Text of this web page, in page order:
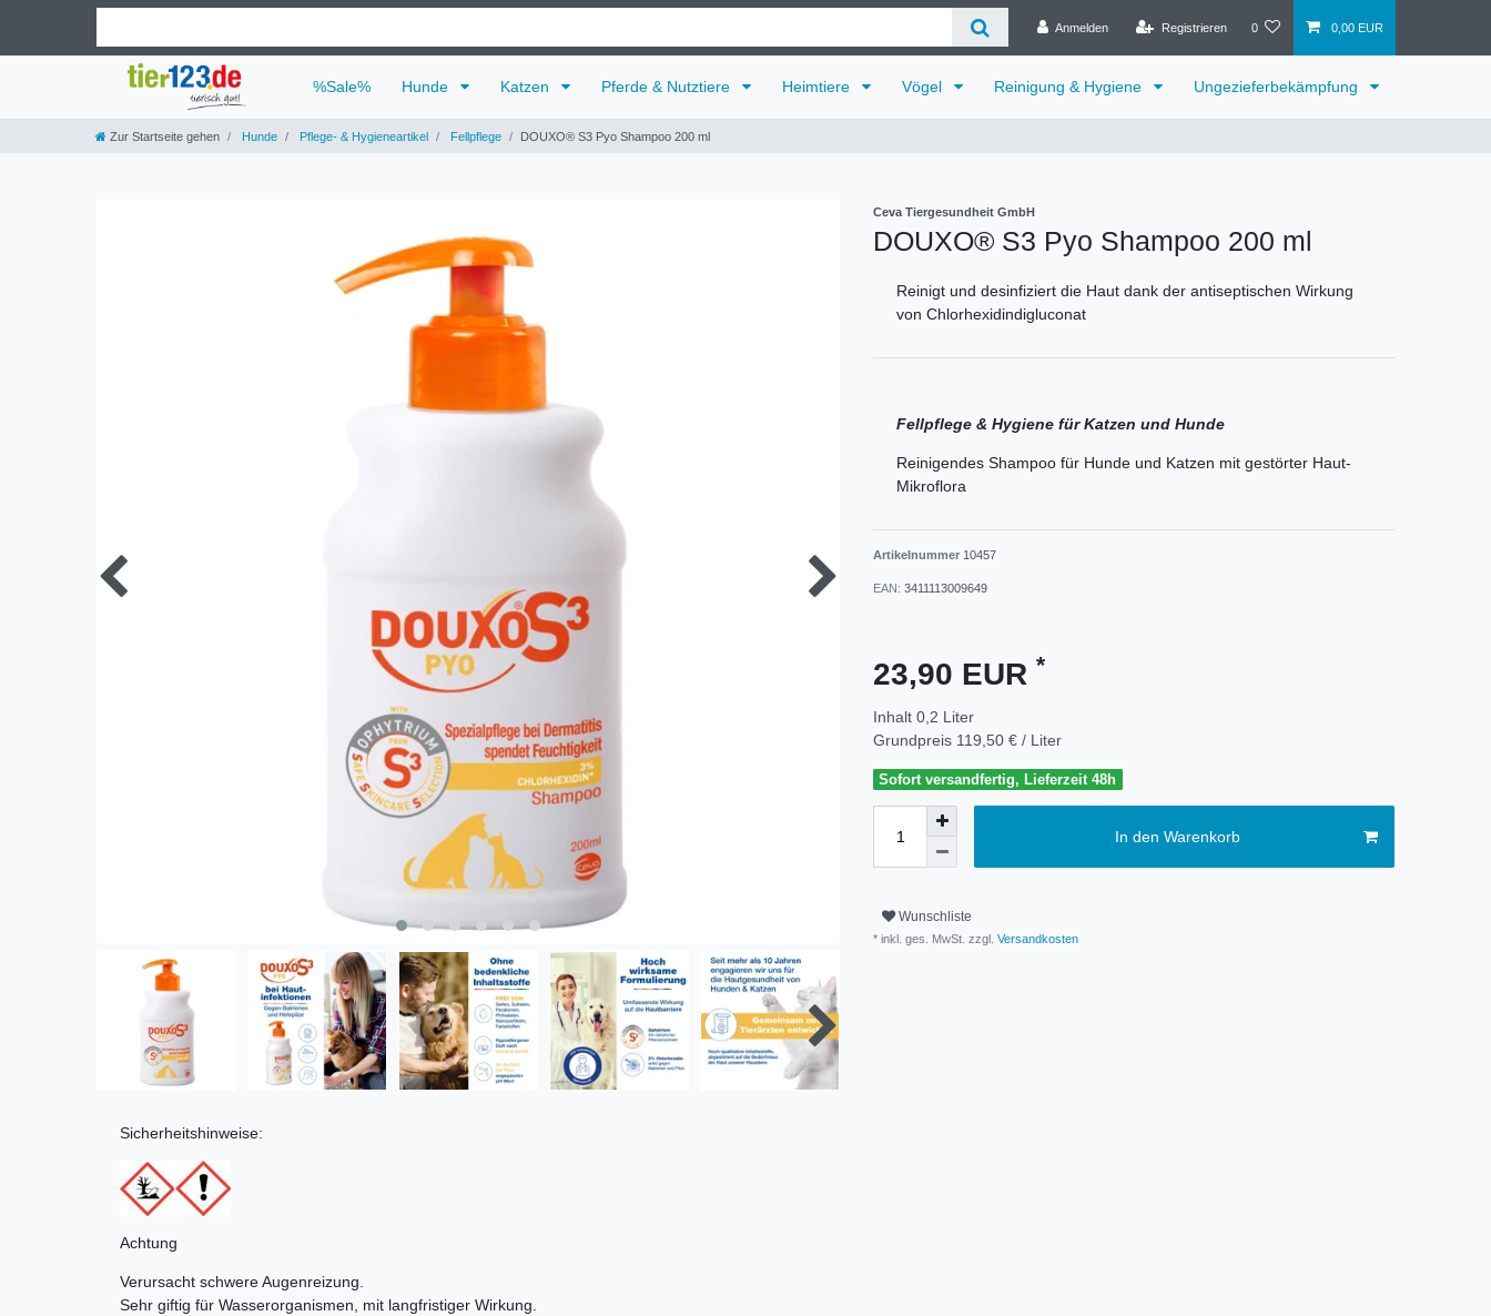
Anmelden Registrieren 0 0,00 EUR
%Sale% Hunde Katzen Pferde & Nutztiere Heimtiere Vögel Reinigung & Hygiene Ungezieferbekämpfung
Zur Startseite gehen Hunde Pflege- & Hygieneartikel Fellpflege DOUXO® S3 Pyo Shampoo 200 ml
Sicherheitshinweise:
Achtung
Verursacht schwere Augenreizung.
Sehr giftig für Wasserorganismen, mit langfristiger Wirkung.
Ceva Tiergesundheit GmbH
DOUXO® S3 Pyo Shampoo 200 ml
Reinigt und desinfiziert die Haut dank der antiseptischen Wirkung
von Chlorhexidindigluconat
Fellpflege & Hygiene für Katzen und Hunde
Reinigendes Shampoo für Hunde und Katzen mit gestörter Haut-
Mikroflora
Artikelnummer 10457
EAN: 3411113009649
23,90 EUR *
Inhalt 0,2 Liter
Grundpreis 119,50 € / Liter
Sofort versandfertig, Lieferzeit 48h
In den Warenkorb
Wunschliste
* inkl. ges. MwSt. zzgl. Versandkosten